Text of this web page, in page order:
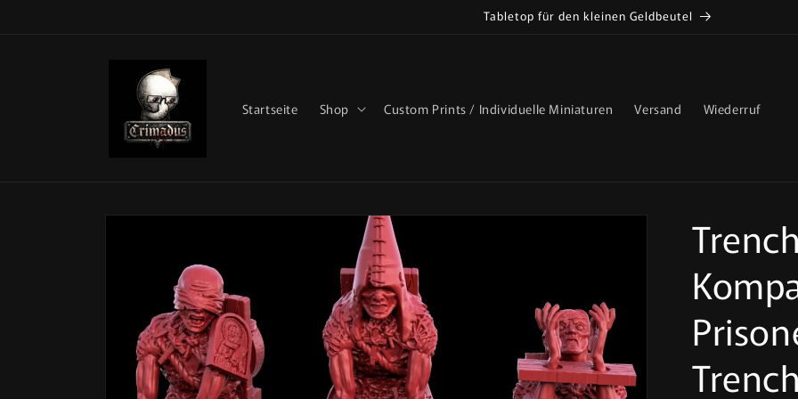
Tabletop für den kleinen Geldbeutel
Startseite Shop Custom Prints / Individuelle Miniaturen Versand Wiederruf